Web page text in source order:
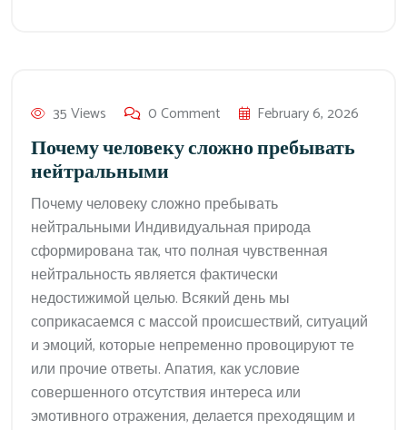
35 Views 0 Comment February 6, 2026
Почему человеку сложно пребывать
нейтральными
Почему человеку сложно пребывать
нейтральными Индивидуальная природа
сформирована так, что полная чувственная
нейтральность является фактически
недостижимой целью. Всякий день мы
соприкасаемся с массой происшествий, ситуаций
и эмоций, которые непременно провоцируют те
или прочие ответы. Апатия, как условие
совершенного отсутствия интереса или
эмотивного отражения, делается преходящим и